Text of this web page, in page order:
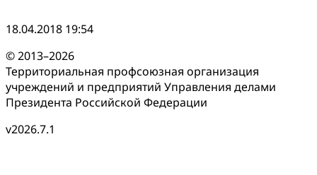
18.04.2018 19:54
© 2013–2026
Территориальная профсоюзная организация
учреждений и предприятий Управления делами
Президента Российской Федерации
v2026.7.1